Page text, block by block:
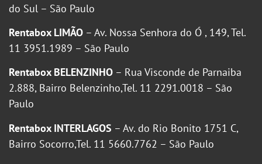
do Sul – São Paulo
Rentabox LIMÃO – Av. Nossa Senhora do Ó , 149, Tel.
11 3951.1989 – São Paulo
Rentabox BELENZINHO – Rua Visconde de Parnaiba
2.888, Bairro Belenzinho,Tel. 11 2291.0018 – São
Paulo
Rentabox INTERLAGOS – Av. do Rio Bonito 1751 C,
Bairro Socorro,Tel. 11 5660.7762 – São Paulo